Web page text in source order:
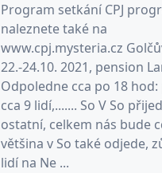
Program setkání CPJ
naleznete také na
www.cpj.mysteria.cz
22.-24.10. 2021, pension
Odpoledne cca po 18
cca 9 lidí,....... So V So
ostatní, celkem nás bude
většina v So také odjede,
lidí na Ne ...